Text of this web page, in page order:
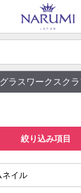
ラスワークスク
絞り込み項目